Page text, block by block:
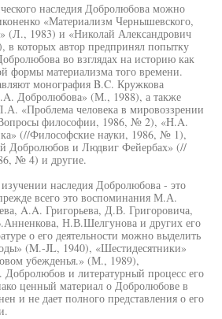
наследия Добролюбова можно
«Материализм Чернышевского,
(Л., 1983) и «Николай Александрович
которых автор предпринял попытку
во взглядах на историю как
формы материализма того времени.
монография B.C. Кружкова
Добролюбова» (М., 1988), а также
«Проблема человека в мировоззрении
философии, 1986, № 2), «H.A.
(//Философские науки, 1986, № 1),
Добролюбов и Людвиг Фейербах» (//
№ 4) и другие.
наследия Добролюбова - это
всего это воспоминания М.А.
A.A. Григорьева, Д.В. Григоровича,
Н.В.Шелгунова и других его
о его деятельности можно выделить
(M.-JL, 1940), «Шестидесятники»
убежденья.» (М., 1989),
и литературный процесс его
ценный материал о Добролюбове в
и не дает полного представления о его